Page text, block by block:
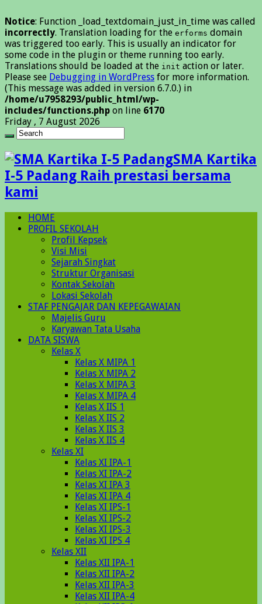
Notice: Function _load_textdomain_just_in_time was called
incorrectly. Translation loading for the erforms domain
was triggered too early. This is usually an indicator for
some code in the plugin or theme running too early.
Translations should be loaded at the init action or later.
Please see Debugging in WordPress for more information.
(This message was added in version 6.7.0.) in
/home/u7958293/public_html/wp-
includes/functions.php on line 6170
Friday , 7 August 2026
SMA Kartika
I-5 Padang Raih prestasi bersama
kami
HOME
PROFIL SEKOLAH
Profil Kepsek
Visi Misi
Sejarah Singkat
Struktur Organisasi
Kontak Sekolah
Lokasi Sekolah
STAF PENGAJAR DAN KEPEGAWAIAN
Majelis Guru
Karyawan Tata Usaha
DATA SISWA
Kelas X
Kelas X MIPA 1
Kelas X MIPA 2
Kelas X MIPA 3
Kelas X MIPA 4
Kelas X IIS 1
Kelas X IIS 2
Kelas X IIS 3
Kelas X IIS 4
Kelas XI
Kelas XI IPA-1
Kelas XI IPA-2
Kelas XI IPA 3
Kelas XI IPA 4
Kelas XI IPS-1
Kelas XI IPS-2
Kelas XI IPS-3
Kelas XI IPS 4
Kelas XII
Kelas XII IPA-1
Kelas XII IPA-2
Kelas XII IPA-3
Kelas XII IPA-4